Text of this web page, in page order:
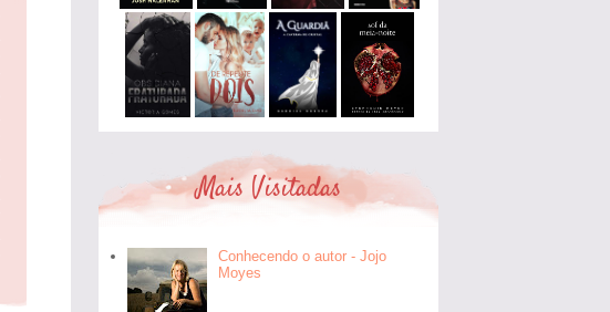
Mais Visitadas
Conhecendo o autor - Jojo
Moyes